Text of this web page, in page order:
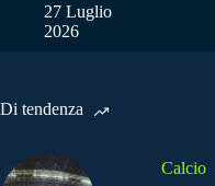
27 Luglio
2026
Di tendenza
Calcio